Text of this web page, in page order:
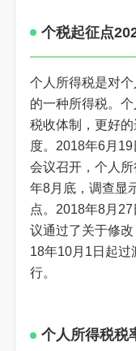
个税起征点
个人所得税是对
的一种所得税。
税收体制，更好
度。2018年6月
会议召开，个人
年8月底，调查显
点。2018年8月
议通过了关于修
18年10月1日起过
行。
个人所得税税